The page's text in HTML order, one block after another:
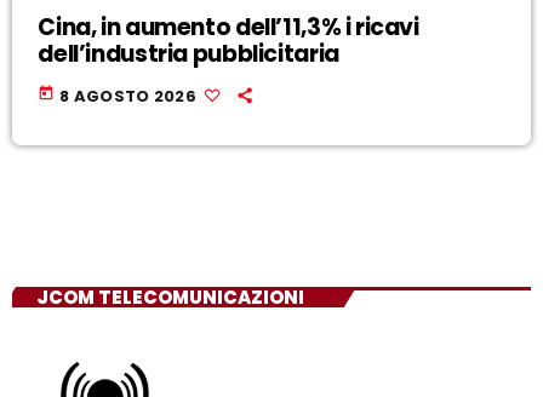
Cina, in aumento dell’11,3% i ricavi
dell’industria pubblicitaria
today 8 AGOSTO 2026
JCOM TELECOMUNICAZIONI